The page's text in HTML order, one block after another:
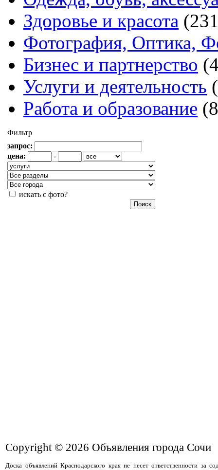
Здоровье и красота
Фотография, Оптика,
Бизнес и партнерство
Услуги и деятельность
Работа и образование
Фильтр
запрос:
цена:
-
искать с фото?
Copyright © 2026 Объявления города Сочи
Доска объявлений Краснодарского края не несет ответственности за